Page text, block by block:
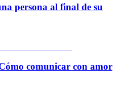
persona al final de su
comunicar con amor